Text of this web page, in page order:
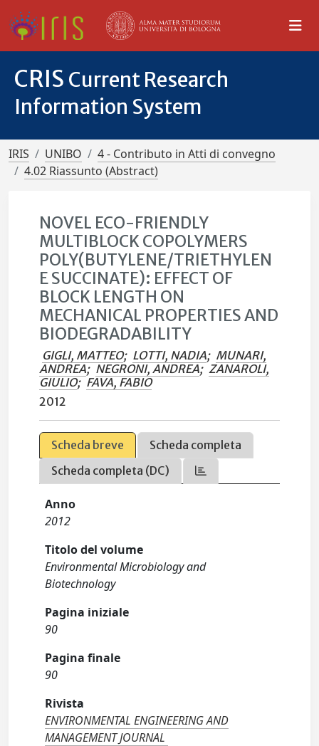
CRIS Current Research
Information System
IRIS UNIBO
4 - Contributo in Atti di convegno
4.02 Riassunto (Abstract)
NOVEL ECO-FRIENDLY
MULTIBLOCK COPOLYMERS
POLY(BUTYLENE/TRIETHYLEN
E SUCCINATE): EFFECT OF
BLOCK LENGTH ON
MECHANICAL PROPERTIES AND
BIODEGRADABILITY
GIGLI, MATTEO; LOTTI, NADIA; MUNARI,
ANDREA; NEGRONI, ANDREA; ZANAROLI,
GIULIO; FAVA, FABIO
2012
Scheda breve
Scheda completa
Scheda completa (DC)
Anno
2012
Titolo del volume
Environmental Microbiology and
Biotechnology
Pagina iniziale
90
Pagina finale
90
Rivista
ENVIRONMENTAL ENGINEERING AND
MANAGEMENT JOURNAL